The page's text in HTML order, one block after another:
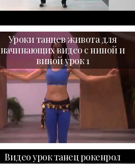
Уроки танцев живота для
начинающих видео с ниной и
виной урок 1
Видео урок танец рокенрол